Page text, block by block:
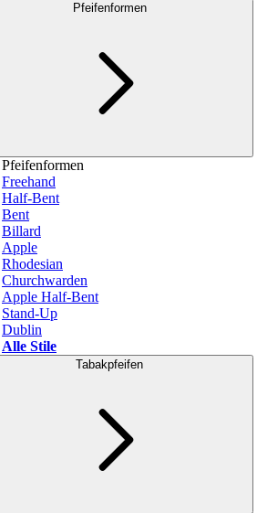
Pfeifenformen
Pfeifenformen
Freehand
Half-Bent
Bent
Billard
Apple
Rhodesian
Churchwarden
Apple Half-Bent
Stand-Up
Dublin
Alle Stile
Tabakpfeifen